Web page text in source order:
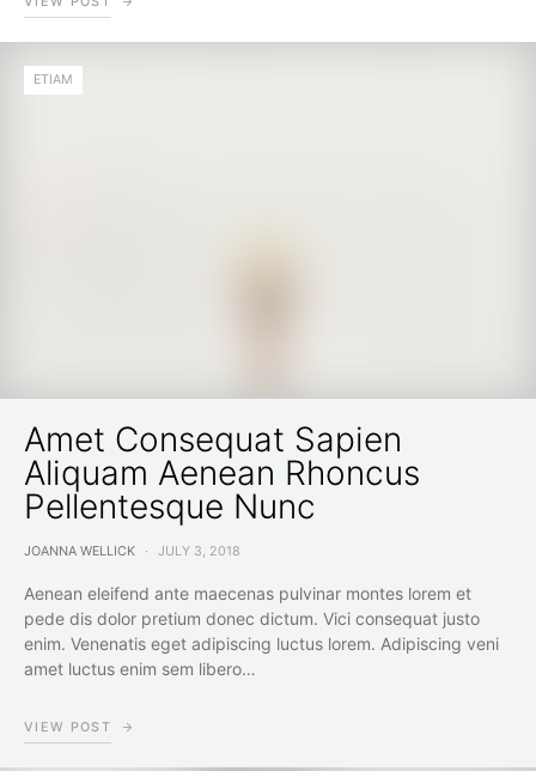
ETIAM
Amet Consequat Sapien
Aliquam Aenean Rhoncus
Pellentesque Nunc
JOANNA WELLICK JULY 3, 2018
Aenean eleifend ante maecenas pulvinar montes lorem et
pede dis dolor pretium donec dictum. Vici consequat justo
enim. Venenatis eget adipiscing luctus lorem. Adipiscing veni
amet luctus enim sem libero…
VIEW POST